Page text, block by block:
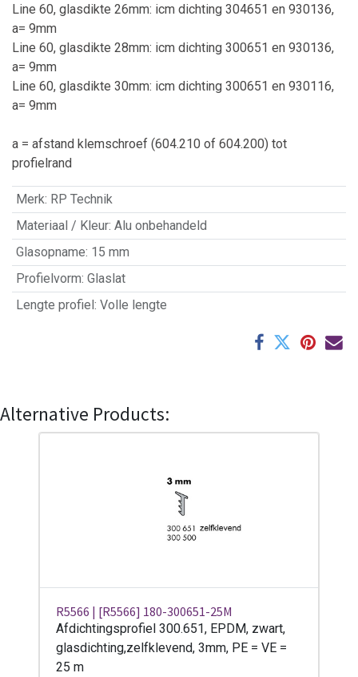
Line 60, glasdikte 26mm: icm dichting 304651 en 930136,
a= 9mm
Line 60, glasdikte 28mm: icm dichting 300651 en 930136,
a= 9mm
Line 60, glasdikte 30mm: icm dichting 300651 en 930116,
a= 9mm
a = afstand klemschroef (604.210 of 604.200) tot
profielrand
Merk: RP Technik
Materiaal / Kleur: Alu onbehandeld
Glasopname: 15 mm
Profielvorm: Glaslat
Lengte profiel: Volle lengte
Alternative Products:
R5566 | [R5566] 180-300651-25M
Afdichtingsprofiel 300.651, EPDM, zwart,
glasdichting,zelfklevend, 3mm, PE = VE =
25 m